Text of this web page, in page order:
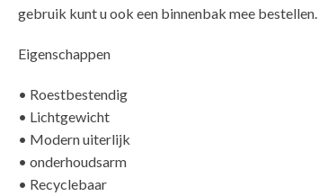
gebruik kunt u ook een binnenbak mee bestellen.
Eigenschappen
• Roestbestendig
• Lichtgewicht
• Modern uiterlijk
• onderhoudsarm
• Recyclebaar